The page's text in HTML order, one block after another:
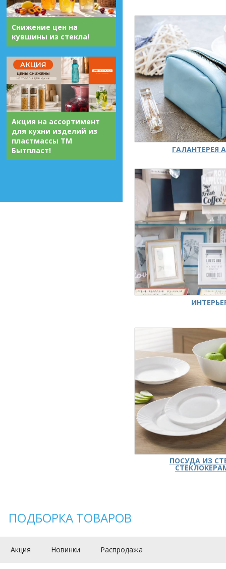
Снижение цен на
кувшины из стекла!
Акция на ассортимент
для кухни изделий из
пластмассы ТМ
Бытпласт!
ГАЛАНТЕРЕЯ
ПОСУДА ИЗ
ПОДБОРКА ТОВАРОВ
Акция Новинки Распродажа